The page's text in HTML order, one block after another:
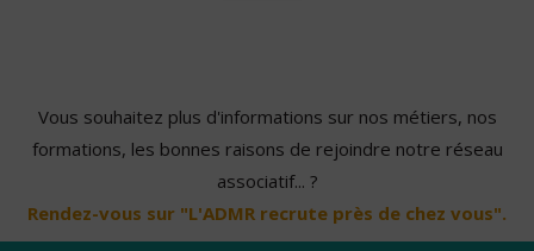
Vous souhaitez plus d'informations sur nos métiers, nos
formations, les bonnes raisons de rejoindre notre réseau
associatif... ?
Rendez-vous sur "L'ADMR recrute près de chez vous".